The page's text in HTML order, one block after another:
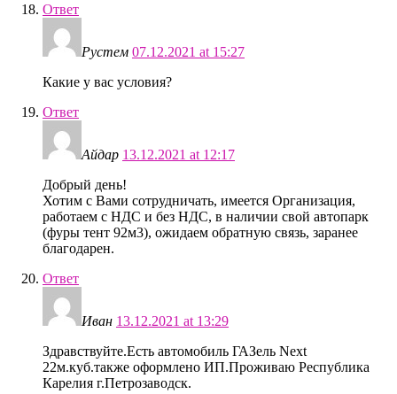
Ответ
Рустем 07.12.2021 at 15:27
Какие у вас условия?
Ответ
Айдар 13.12.2021 at 12:17
Добрый день!
Хотим с Вами сотрудничать, имеется Организация,
работаем с НДС и без НДС, в наличии свой автопарк
(фуры тент 92м3), ожидаем обратную связь, заранее
благодарен.
Ответ
Иван 13.12.2021 at 13:29
Здравствуйте.Есть автомобиль ГАЗель Next
22м.куб.также оформлено ИП.Проживаю Республика
Карелия г.Петрозаводск.